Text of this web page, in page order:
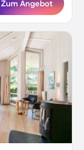
Zum Angebot